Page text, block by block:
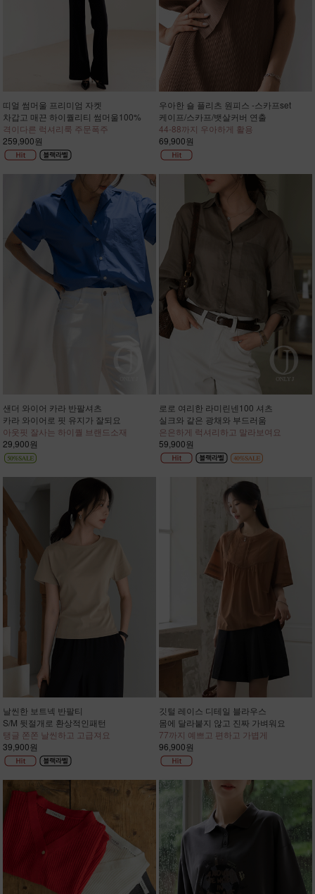
띠얼 썸머울 프리미엄 자켓
차갑고 매끈 하이퀄리티 썸머울100%
격이다른 럭셔리룩 주문폭주
259,900원
우아한 숄 플리츠 원피스 -스카프set
케이프/스카프/뱃살커버 연출
44-88까지 우아하게 활용
69,900원
샌더 와이어 카라 반팔셔츠
카라 와이어로 핏 유지가 잘되요
아웃핏 잘사는 하이퀄 브랜드소재
29,900원
로로 여리한 라미린넨100 셔츠
실크와 같은 광채와 부드러움
은은하게 럭셔리하고 말라보여요
59,900원
날씬한 보트넥 반팔티
S/M 뒷절개로 환상적인패턴
탱글 쫀쫀 날씬하고 고급져요
39,900원
깃털 레이스 디테일 블라우스
몸에 달라붙지 않고 진짜 가벼워요
77까지 예쁘고 편하고 가볍게
96,900원